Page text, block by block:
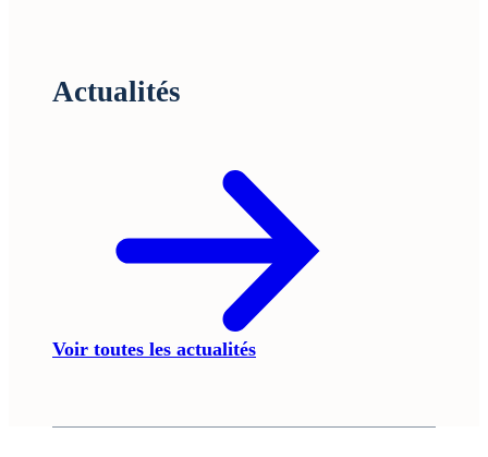
Actualités
Voir toutes les actualités